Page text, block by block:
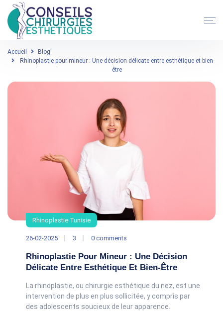
Accueil
Blog
Rhinoplastie pour mineur : Une décision délicate entre esthétique et bien-
être
Rhinoplastie Tunisie
26-02-2025 3 0 comments
Rhinoplastie Pour Mineur : Une Décision
Délicate Entre Esthétique Et Bien-Être
La rhinoplastie, ou chirurgie esthétique du nez, est une
intervention de plus en plus sollicitée, y compris par
des adolescents soucieux de leur apparence.